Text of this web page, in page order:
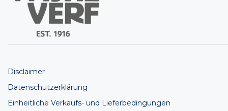
Disclaimer
Datenschutzerklärung
Einheitliche Verkaufs- und Lieferbedingungen